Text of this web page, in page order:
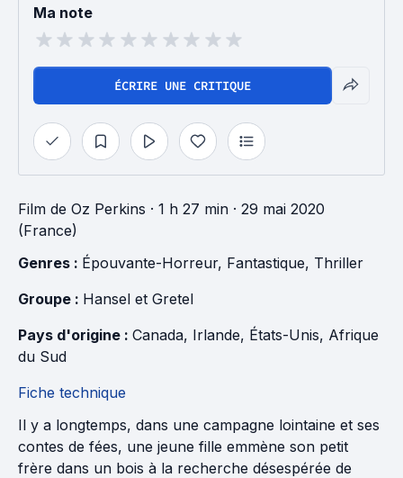
Ma note
ÉCRIRE UNE CRITIQUE
Film de Oz Perkins · 1 h 27 min · 29 mai 2020
(France)
Genres : Épouvante-Horreur, Fantastique, Thriller
Groupe : Hansel et Gretel
Pays d'origine : Canada, Irlande, États-Unis, Afrique
du Sud
Fiche technique
Il y a longtemps, dans une campagne lointaine et ses
contes de fées, une jeune fille emmène son petit
frère dans un bois à la recherche désespérée de